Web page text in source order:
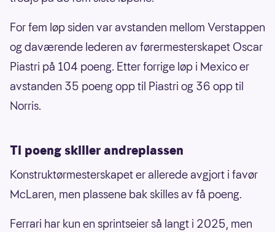
For fem løp siden var avstanden mellom Verstappen
og daværende lederen av førermesterskapet Oscar
Piastri på 104 poeng. Etter forrige løp i Mexico er
avstanden 35 poeng opp til Piastri og 36 opp til
Norris.
Ti poeng skiller andreplassen
Konstruktørmesterskapet er allerede avgjort i favør
McLaren, men plassene bak skilles av få poeng.
Ferrari har kun en sprintseier så langt i 2025, men